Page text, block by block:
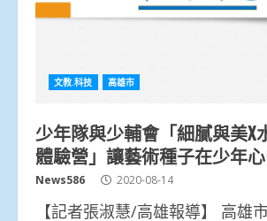
文教.科技 高雄市
少年隊與少輔會「細膩與美X
體驗營」讓藝術種子在少年
News586 2020-08-14
【記者張淑慧/高雄報導】 高雄